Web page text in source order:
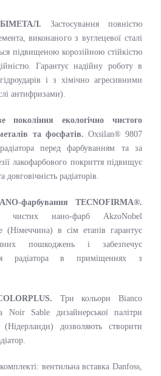
Застосування повністю
виконаного з вуглецевої сталі
підвищеною корозійною стійкістю
Гарантує надійну роботу в
і з хімічно агресивними
антифризами).
екологічно чистого
та фосфатів. Oxsilan® 9807
перед фарбуванням та за
лакофарбового покриття підвищує
довговічність радіаторів.
фарбування TECNOFIRMA®.
чистих нано-фарб AkzoNobel
(Німеччина) в сім етапів гарантує
пошкоджень і забезпечує
радіатора в приміщеннях з
Три кольори Bianco
Sable дизайнерської палітри
дозволяють створити
вентильна вставка Danfoss,